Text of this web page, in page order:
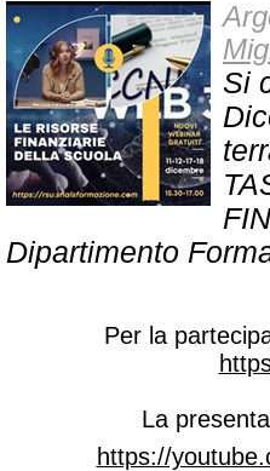
Si
Dipartimento
Per la
La
https://